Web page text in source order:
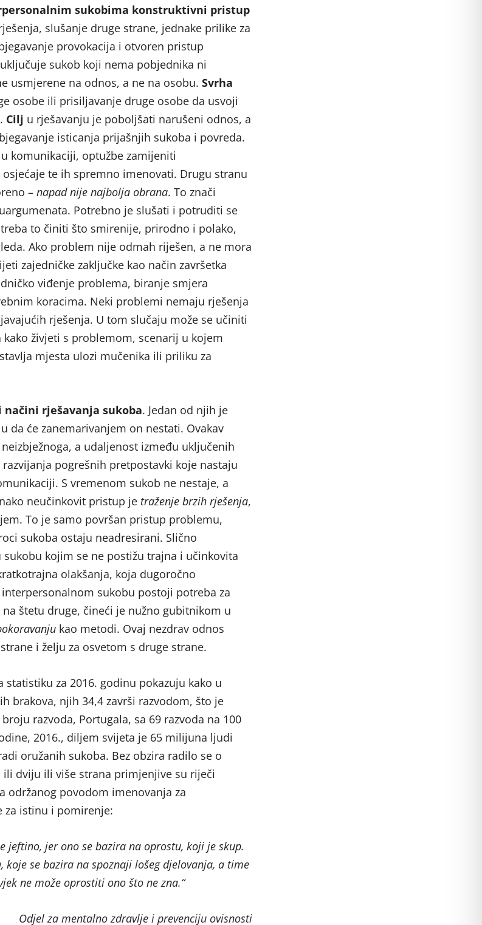
sukobima konstruktivni pristup
slušanje druge strane, jednake prilike za
provokacija i otvoren pristup
sukob koji nema pobjednika ni
usmjerene na odnos, a ne na osobu. Svrha
osobe ili prisiljavanje druge osobe da usvoji
Cilj u rješavanju je poboljšati narušeni odnos, a
isticanja prijašnjih sukoba i povreda.
komunikaciji, optužbe zamijeniti
te ih spremno imenovati. Drugu stranu
– napad nije najbolja obrana. To znači
Potrebno je slušati i potruditi se
to činiti što smirenije, prirodno i polako,
Ako problem nije odmah riješen, a ne mora
zajedničke zaključke kao način završetka
viđenje problema, biranje smjera
koracima. Neki problemi nemaju rješenja
rješenja. U tom slučaju može se učiniti
kako živjeti s problemom, scenarij u kojem
mjesta ulozi mučenika ili priliku za
načini rješavanja sukoba. Jedan od njih je
da će zanemarivanjem on nestati. Ovakav
a udaljenost između uključenih
pogrešnih pretpostavki koje nastaju
S vremenom sukob ne nestaje, a
neučinkovit pristup je traženje brzih rješenja,
To je samo površan pristup problemu,
sukoba ostaju neadresirani. Slično
kojim se ne postižu trajna i učinkovita
olakšanja, koja dugoročno
sukobu postoji potreba za
štetu druge, čineći je nužno gubitnikom u
kao metodi. Ovaj nezdrav odnos
i želju za osvetom s druge strane.
statistiku za 2016. godinu pokazuju kako u
brakova, njih 34,4 završi razvodom, što je
razvoda, Portugala, sa 69 razvoda na 100
2016., diljem svijeta je 65 milijuna ljudi
oružanih sukoba. Bez obzira radilo se o
dviju ili više strana primjenjive su riječi
održanog povodom imenovanja za
za istinu i pomirenje:
jeftino, jer ono se bazira na oprostu, koji je skup.
koje se bazira na spoznaji lošeg djelovanja, a time
ne može oprostiti ono što ne zna.“
Odjel za mentalno zdravlje i prevenciju ovisnosti